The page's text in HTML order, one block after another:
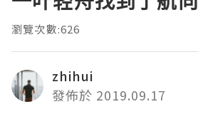
瀏覽次數:626
zhihui
發佈於 2019.09.17